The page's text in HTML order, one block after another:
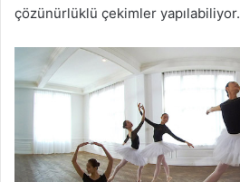
çözünürlüklü çekimler yapılabiliyor.